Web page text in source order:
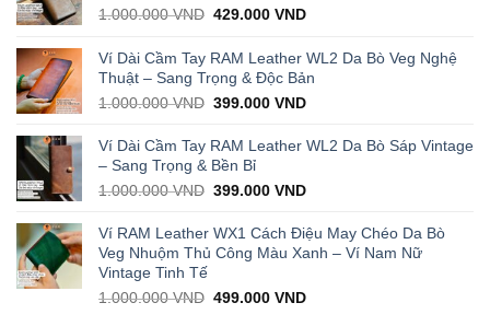
1.000.000VND Original
was:
1.000.000 VND.
429.000VNDCurrent
is:
429.000 VND.
Ví Dài Cầm Tay RAM Leather WL2 Da Bò Veg Nghệ
Thuật – Sang Trọng & Độc Bản
1.000.000VND Original
was:
1.000.000 VND.
399.000VNDCurrent
is:
Ví Dài Cầm Tay RAM Leather WL2 Da Bò Sáp Vintage
– Sang Trọng & Bền Bỉ
1.000.000VND Original
was:
1.000.000 VND.
399.000VNDCurrent
is:
399.000 VND.
Ví RAM Leather WX1 Cách Điệu May Chéo Da Bò
Veg Nhuộm Thủ Công Màu Xanh – Ví Nam Nữ
Vintage Tinh Tế
1.000.000VND Original
499.000VNDCurrent